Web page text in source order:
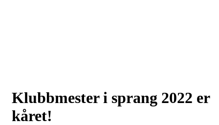
Klubbmester i sprang 2022 er
kåret!